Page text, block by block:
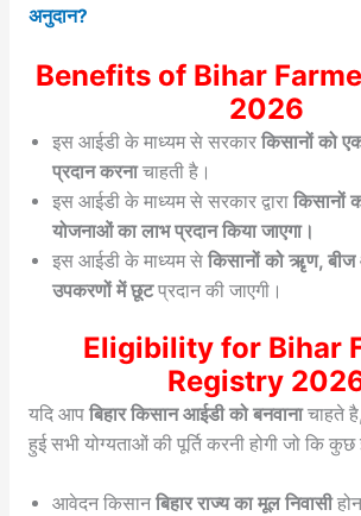
अनुदान?
Benefits of Bihar
2026
इस आईडी के माध्यम से सरकार किसानों को
प्रदान करनाचाहती है।
इस आईडी के माध्यम से सरकार द्वारा किसानों
योजनाओं का लाभ प्रदान किया जाएगा।
इस आईडी के माध्यम से किसानों को ऋृण,
उपकरणों में छूटप्रदान की जाएगी।
Eligibility for Bihar
Registry
यदि आप बिहार किसान आईडी को बनवानाचाहते
हुई सभी योग्यताओं की पूर्ति करनी होगी जो कि
आवेदन किसानबिहार राज्य का मूल निवासी